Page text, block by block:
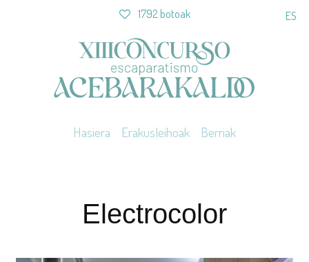
1792 botoak ES
Hasiera Erakusleihoak Berriak
Electrocolor